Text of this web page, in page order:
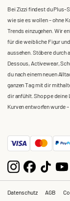
Bei Zizzi findest du Plus-
wie sie es wollen – ohne
Trends einzugehen. Wir
für die weibliche Figur
aussehen. Stöbere durch
Dessous, Activewear,
du nach einem neuen
ganzen Tag mit dir
dir anfühlt. Shoppe
Kurven entworfen wurde
Datenschutz AGB